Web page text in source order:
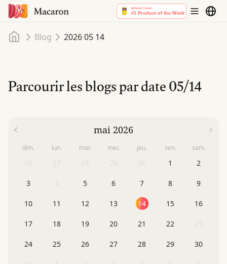
Accueil
Blog 2026 05 14
Parcourir les blogs par date05/14
mai 2026
dim. lun. mar. mer. jeu. ven. sam.
1 2
3 5 6 7 8 9
10 11 12 13 14 15 16
17 18 19 20 21 22
24 25 26 27 28 29 30